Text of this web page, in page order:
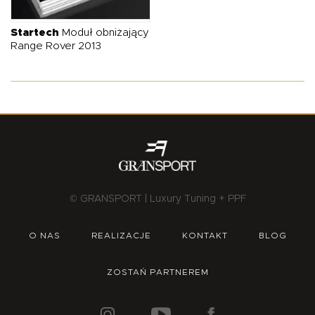
O NAS OFERTA
Startech Moduł obniżający
Range Rover 2013
© GRANSPORT | Luxury Tuning + PPF
O NAS REALIZACJE KONTAKT BLOG
ZOSTAŃ PARTNEREM